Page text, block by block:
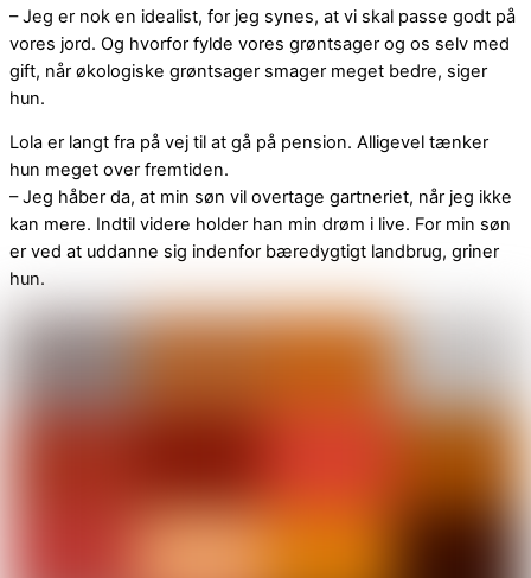
– Jeg er nok en idealist, for jeg synes, at vi skal passe godt på
vores jord. Og hvorfor fylde vores grøntsager og os selv med
gift, når økologiske grøntsager smager meget bedre, siger
hun.
Lola er langt fra på vej til at gå på pension. Alligevel tænker
hun meget over fremtiden.
– Jeg håber da, at min søn vil overtage gartneriet, når jeg ikke
kan mere. Indtil videre holder han min drøm i live. For min søn
er ved at uddanne sig indenfor bæredygtigt landbrug, griner
hun.